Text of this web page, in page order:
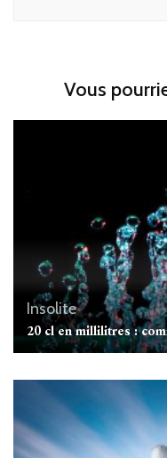
Vous
Insolite
20 cl en millilitres :